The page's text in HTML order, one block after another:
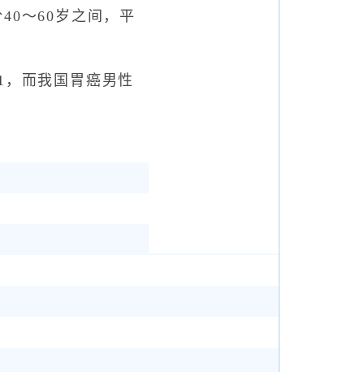
～60岁之间，平
而我国胃癌男性